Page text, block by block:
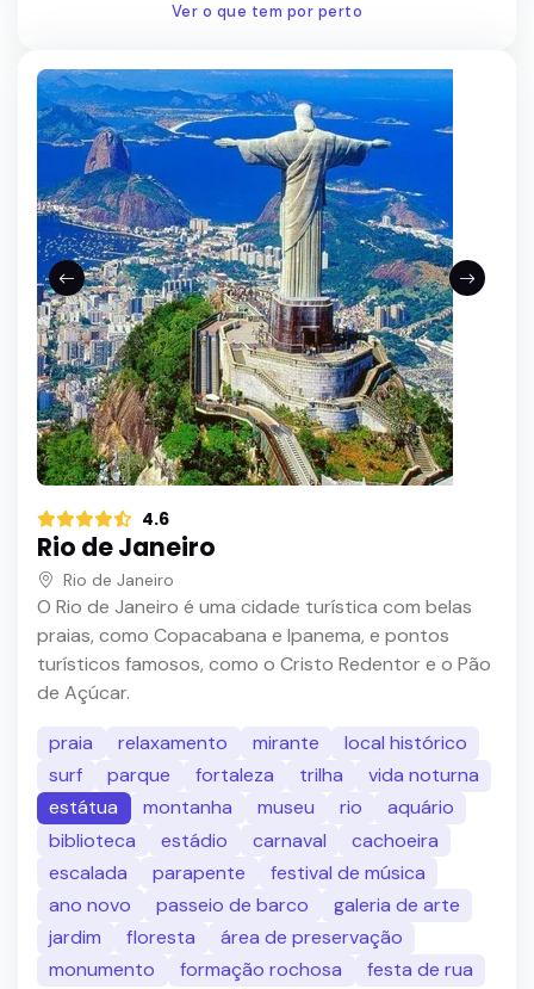
Ver o que tem por perto
4.6
Rio de Janeiro
Rio de Janeiro
O Rio de Janeiro é uma cidade turística com belas
praias, como Copacabana e Ipanema, e pontos
turísticos famosos, como o Cristo Redentor e o Pão
de Açúcar.
praia
relaxamento mirante
local histórico
surf
parque fortaleza trilha
vida noturna
estátua
montanha museu rio
aquário
biblioteca
estádio carnaval
cachoeira
escalada
parapente
festival de música
ano novo
passeio de barco
galeria de arte
jardim
floresta
área de preservação
monumento
formação rochosa festa de rua